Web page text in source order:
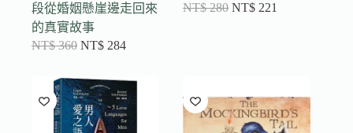
段從婚姻懸崖邊走回來
的真實故事
NT$360 NT$ 284
NT$280 NT$ 221